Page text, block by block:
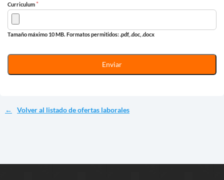
Curriculum *
Tamaño máximo 10 MB. Formatos permitidos: .pdf, .doc, .docx
Volver al listado de ofertas laborales